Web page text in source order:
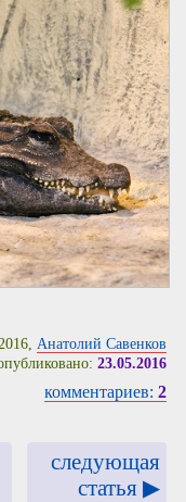
Анатолий Савенков
23.05.2016
комментариев: 2
следующая
статья ▶